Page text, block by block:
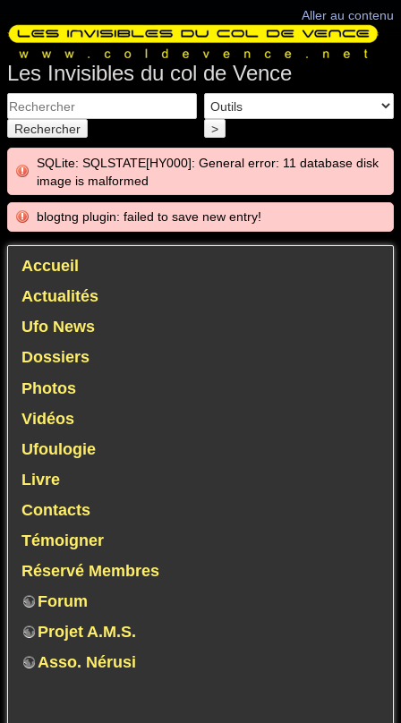
Aller au contenu
Les Invisibles du col de Vence
Rechercher >
SQLite: SQLSTATE[HY000]: General error: 11 database disk
image is malformed
blogtng plugin: failed to save new entry!
Accueil
Actualités
Ufo News
Dossiers
Photos
Vidéos
Ufoulogie
Livre
Contacts
Témoigner
Réservé Membres
Forum
Projet A.M.S.
Asso. Nérusi